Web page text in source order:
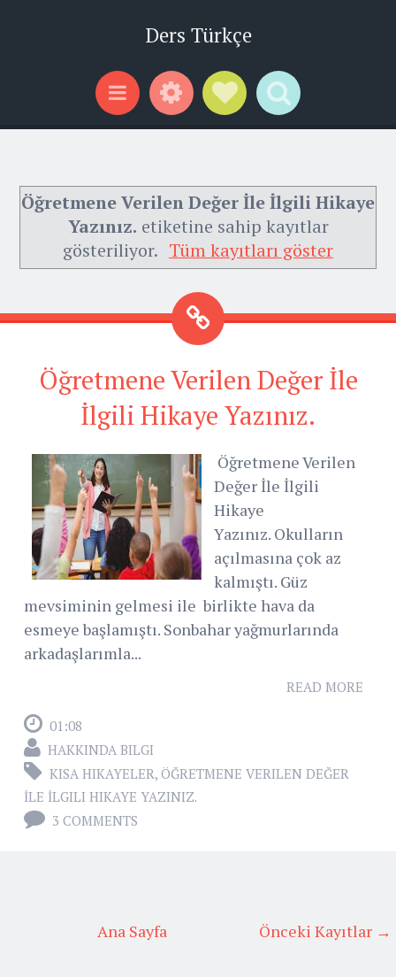
Ders Türkçe
Menu WidgetsSocial Links
Search
Öğretmene Verilen Değer İle İlgili Hikaye
Yazınız. etiketine sahip kayıtlar
gösteriliyor. Tüm kayıtları göster
Öğretmene Verilen Değer İle
İlgili Hikaye Yazınız.
Öğretmene Verilen
Değer İle İlgili
Hikaye
Yazınız. Okulların
açılmasına çok az
kalmıştı. Güz
mevsiminin gelmesi ile birlikte hava da
esmeye başlamıştı. Sonbahar yağmurlarında
arkadaşlarımla...
READ MORE
01:08
HAKKINDA BILGI
KISA HIKAYELER, ÖĞRETMENE VERILEN DEĞER
İLE İLGILI HIKAYE YAZINIZ.
3 COMMENTS
Önceki Kayıtlar →
Ana Sayfa